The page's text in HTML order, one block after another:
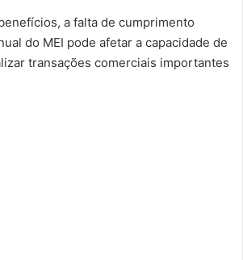
a falta de cumprimento
do MEI pode afetar a capacidade de
transações comerciais importantes